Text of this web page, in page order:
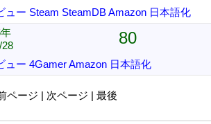
ュー Steam SteamDB Amazon 日本語化
80
ュー 4Gamer Amazon 日本語化
ページ | 次ページ | 最後